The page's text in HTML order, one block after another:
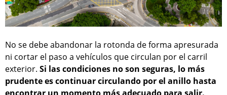
No se debe abandonar la rotonda de forma apresurada
ni cortar el paso a vehículos que circulan por el carril
exterior. Si las condiciones no son seguras, lo más
prudente es continuar circulando por el anillo hasta
encontrar un momento más adecuado para salir.